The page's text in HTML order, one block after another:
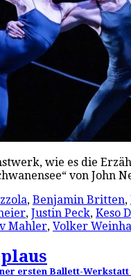
wie es die
von
, Benjamin Britten,
, Justin Peck, Keso
Mahler, Volker
ersten Ballett-